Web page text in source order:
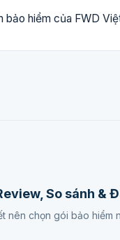
bảo hiểm của FWD
So sánh &
nên chọn gói bảo hiểm